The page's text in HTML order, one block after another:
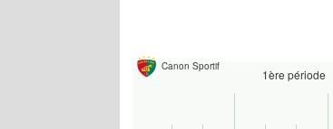
Canon Sportif
1ère période